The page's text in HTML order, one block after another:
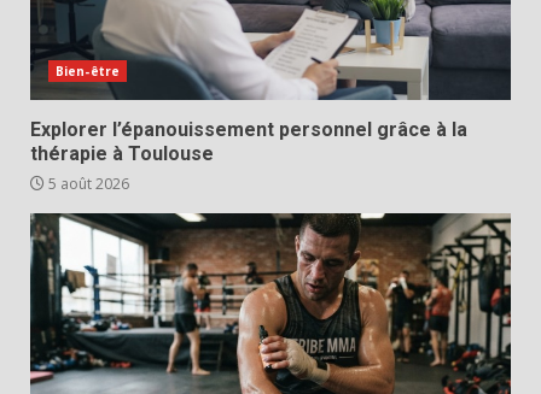
Bien-être
Explorer l’épanouissement personnel grâce à la
thérapie à Toulouse
5 août 2026